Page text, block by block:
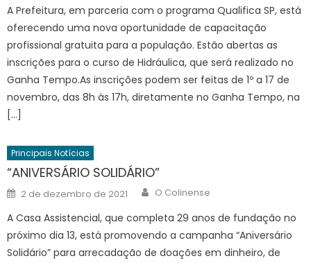
A Prefeitura, em parceria com o programa Qualifica SP, está
oferecendo uma nova oportunidade de capacitação
profissional gratuita para a população. Estão abertas as
inscrições para o curso de Hidráulica, que será realizado no
Ganha Tempo.As inscrições podem ser feitas de 1º a 17 de
novembro, das 8h às 17h, diretamente no Ganha Tempo, na
[…]
Principais Notícias
“ANIVERSÁRIO SOLIDÁRIO”
Posted
on
2 de dezembro de 2021 Author
O Colinense
A Casa Assistencial, que completa 29 anos de fundação no
próximo dia 13, está promovendo a campanha “Aniversário
Solidário” para arrecadação de doações em dinheiro, de